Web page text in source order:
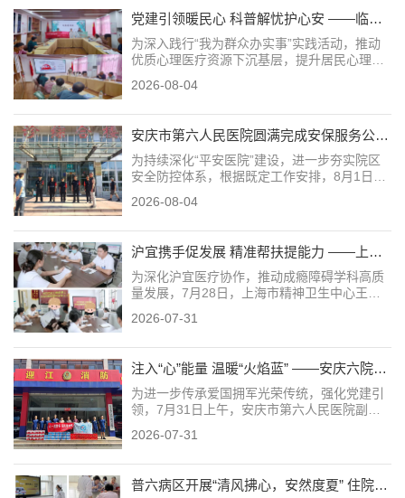
技，上演了...
党建引领暖民心 科普解忧护心安 ——临床心理科党支部开展焦虑情绪科普进社区活动
为深入践行“我为群众办实事”实践活动，推动
优质心理医疗资源下沉基层，提升居民心理健
员骨干及心理专家团队走进绿地社区，开展“与
实用...
2026-08-04
安庆市第六人民医院圆满完成安保服务公司交接工作
为持续深化“平安医院”建设，进一步夯实院区
安全防控体系，根据既定工作安排，8月1日上
保团队工作交接。本次交接全程规范有序，实
空档...
2026-08-04
沪宜携手促发展 精准帮扶提能力 ——上海专家来我院开展临床与科研专项指导
为深化沪宜医疗协作，推动成瘾障碍学科高质
量发展，7月28日，上海市精神卫生中心王媺
全院科研专题授课。 上午，王博士深入成瘾障
2026-07-31
注入“心”能量 温暖“火焰蓝” ——安庆六院党员志愿者走进消防队开展双拥心理服务活动
为进一步传承爱国拥军光荣传统，强化党建引
领，7月31日上午，安庆市第六人民医院副院
消防救援站开展双拥共建活动，在炎炎夏日为
2026-07-31
普六病区开展“清风拂心，安然度夏” 住院患者避暑关怀行动